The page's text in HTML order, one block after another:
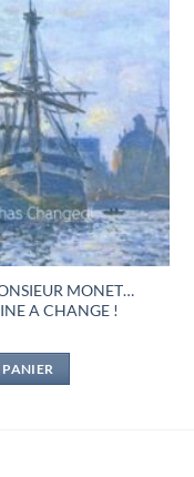
MONET…
A CHANGE !
Le
actuel
est :